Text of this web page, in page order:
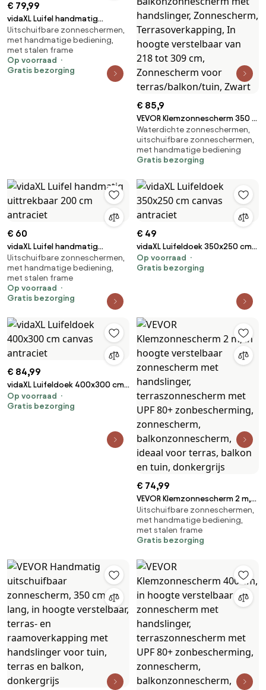
€ 79,99
vidaXL Luifel handmatig
uittrekbaar 350 cm antraciet
Uitschuifbare zonneschermen,
met handmatige bediening,
met stalen frame
Op voorraad
Gratis bezorging
€ 85,9
VEVOR Klemzonnescherm 350 x
120 cm, Balkonzonnescherm
met handslinger, Zonnescherm,
Terrasoverkapping, In hoogte
verstelbaar van 218 tot 309 cm,
Zonnescherm voor
terras/balkon/tuin, Zwart
Waterdichte zonneschermen,
uitschuifbare zonneschermen,
met handmatige bediening
Gratis bezorging
€ 60
vidaXL Luifel handmatig
uittrekbaar 200 cm antraciet
Uitschuifbare zonneschermen,
met handmatige bediening,
met stalen frame
Op voorraad
Gratis bezorging
€ 49
vidaXL Luifeldoek 350x250 cm
canvas antraciet
Op voorraad
Gratis bezorging
€ 84,99
vidaXL Luifeldoek 400x300 cm
canvas antraciet
Op voorraad
Gratis bezorging
€ 74,99
VEVOR Klemzonnescherm 2 m,
in hoogte verstelbaar
zonnescherm met handslinger,
terraszonnescherm met UPF
80+ zonbescherming,
zonnescherm,
balkonzonnescherm, ideaal
voor terras, balkon en tuin,
donkergrijs
Uitschuifbare zonneschermen,
met handmatige bediening,
met stalen frame
Gratis bezorging